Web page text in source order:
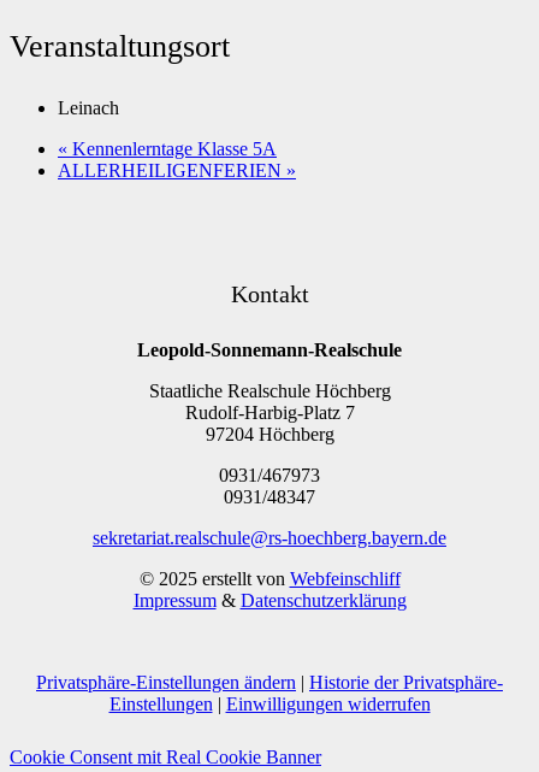
Veranstaltungsort
Leinach
« Kennenlerntage Klasse 5A
ALLERHEILIGENFERIEN »
Kontakt
Leopold-Sonnemann-Realschule
Staatliche Realschule Höchberg
Rudolf-Harbig-Platz 7
97204 Höchberg
0931/467973
0931/48347
sekretariat.realschule@rs-hoechberg.bayern.de
© 2025 erstellt von Webfeinschliff
Impressum& Datenschutzerklärung
Privatsphäre-Einstellungen ändern | Historie der Privatsphäre-
Einstellungen | Einwilligungen widerrufen
Cookie Consent mit Real Cookie Banner